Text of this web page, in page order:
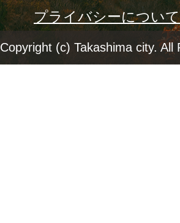
プライバシーについて
Copyright (c) Takashima city. All